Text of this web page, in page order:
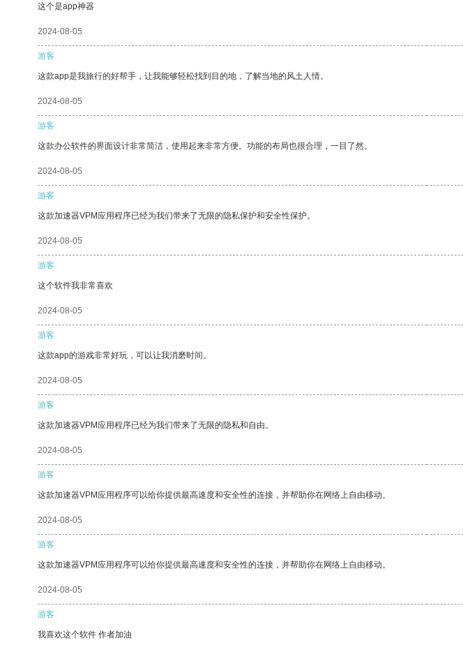
这个是app神器
2024-08-05
游客
这款app是我旅行的好帮手，让我能够轻松找到目的地，了解当地的风土人情。
2024-08-05
游客
这款办公软件的界面设计非常简洁，使用起来非常方便。功能的布局也很合理，一目了然。
2024-08-05
游客
这款加速器VPM应用程序已经为我们带来了无限的隐私保护和安全性保护。
2024-08-05
游客
这个软件我非常喜欢
2024-08-05
游客
这款app的游戏非常好玩，可以让我消磨时间。
2024-08-05
游客
这款加速器VPM应用程序已经为我们带来了无限的隐私和自由。
2024-08-05
游客
这款加速器VPM应用程序可以给你提供最高速度和安全性的连接，并帮助你在网络上自由移动。
2024-08-05
游客
这款加速器VPM应用程序可以给你提供最高速度和安全性的连接，并帮助你在网络上自由移动。
2024-08-05
游客
我喜欢这个软件 作者加油